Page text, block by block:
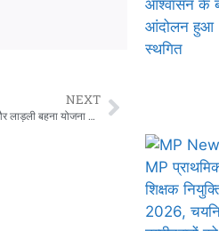
NEXT
MP News: उमरिया में विधायक मीना सिंह के बयान पर विवाद, ‘भारत माता की जय’ और लाड़ली बहना योजना को लेकर सियासत तेज